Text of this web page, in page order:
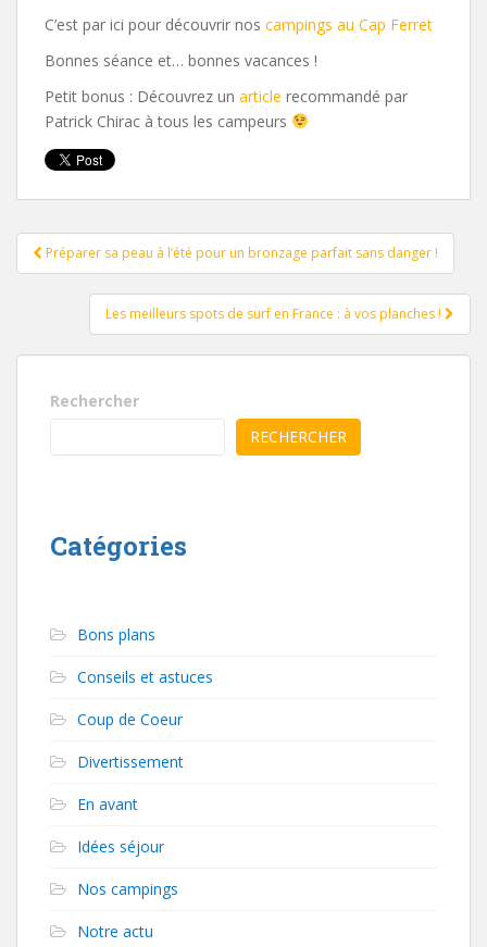
C’est par ici pour découvrir nos campings au Cap Ferret
Bonnes séance et… bonnes vacances !
Petit bonus : Découvrez un article recommandé par
Patrick Chirac à tous les campeurs
Pagination
d'article
Préparer sa peau à l’été pour un bronzage parfait sans danger !
Les meilleurs spots de surf en France : à vos planches !
Rechercher
RECHERCHER
Catégories
Bons plans
Conseils et astuces
Coup de Coeur
Divertissement
En avant
Idées séjour
Nos campings
Notre actu